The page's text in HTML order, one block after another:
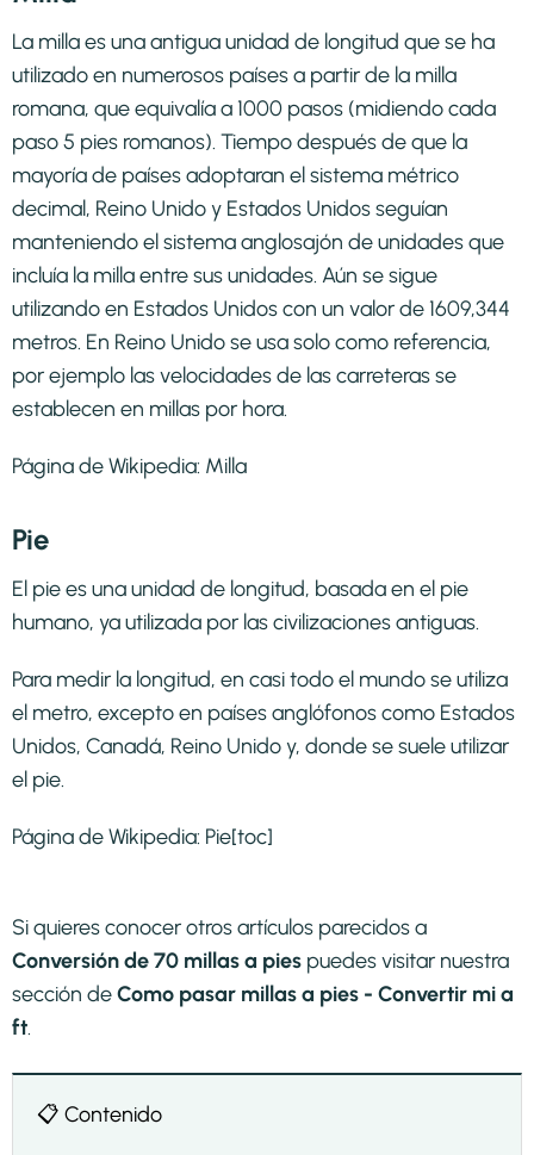
La milla es una antigua unidad de longitud que se ha
utilizado en numerosos países a partir de la milla
romana, que equivalía a 1000 pasos (midiendo cada
paso 5 pies romanos). Tiempo después de que la
mayoría de países adoptaran el sistema métrico
decimal, Reino Unido y Estados Unidos seguían
manteniendo el sistema anglosajón de unidades que
incluía la milla entre sus unidades. Aún se sigue
utilizando en Estados Unidos con un valor de 1609,344
metros. En Reino Unido se usa solo como referencia,
por ejemplo las velocidades de las carreteras se
establecen en millas por hora.
Página de Wikipedia: Milla
Pie
El pie es una unidad de longitud, basada en el pie
humano, ya utilizada por las civilizaciones antiguas.
Para medir la longitud, en casi todo el mundo se utiliza
el metro, excepto en países anglófonos como Estados
Unidos, Canadá, Reino Unido y, donde se suele utilizar
el pie.
Página de Wikipedia: Pie[toc]
Si quieres conocer otros artículos parecidos a
Conversión de 70 millas a pies puedes visitar nuestra
sección deComo pasar millas a pies - Convertir mi a
ft.
📋 Contenido